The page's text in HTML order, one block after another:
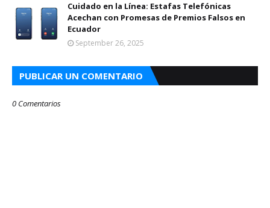
Cuidado en la Línea: Estafas Telefónicas
Acechan con Promesas de Premios Falsos en
Ecuador
September 26, 2025
PUBLICAR UN COMENTARIO
0 Comentarios